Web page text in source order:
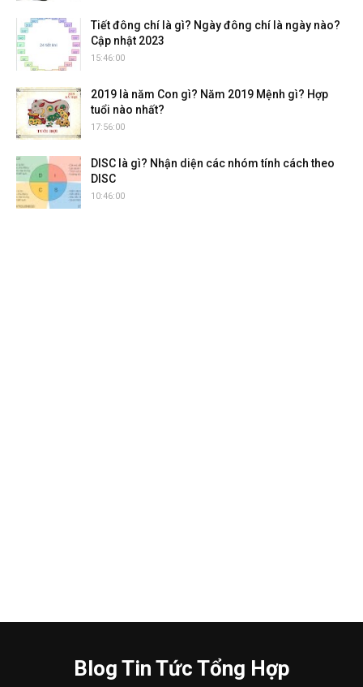
Tiết đông chí là gì? Ngày đông chí là ngày nào?
Cập nhật 2023
15:46:00
2019 là năm Con gì? Năm 2019 Mệnh gì? Hợp
tuổi nào nhất?
17:56:00
DISC là gì? Nhận diện các nhóm tính cách theo
DISC
10:46:00
Blog Tin Tức Tổng Hợp